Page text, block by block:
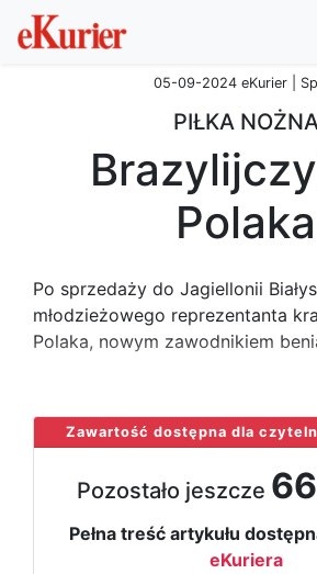
05-09-2024 eKurier |
PIŁKA
Polaka
Po sprzedaży do Jagiellonii
młodzieżowego reprezentanta
Polaka, nowym zawodnikiem
Zawartość dostępna dla
Pozostało jeszcze
Pełna treść artykułu
eKuriera